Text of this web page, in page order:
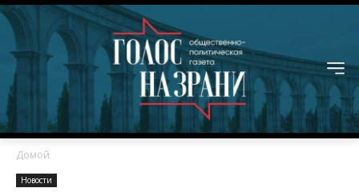
Домой
Новости